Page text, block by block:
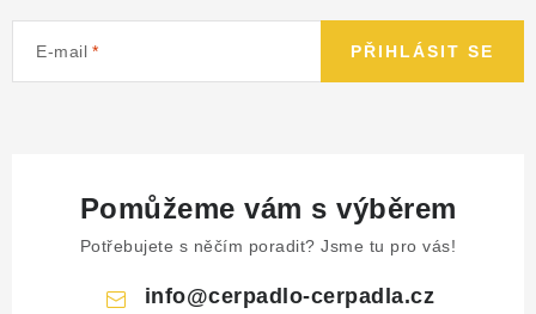
E-mail PŘIHLÁSIT SE
Pomůžeme vám s výběrem
Potřebujete s něčím poradit? Jsme tu pro vás!
info@cerpadlo-cerpadla.cz